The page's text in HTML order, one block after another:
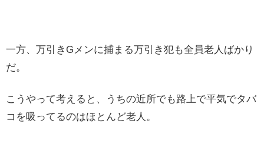
一方、万引きGメンに捕まる万引き犯も全員老人ばかり
だ。
こうやって考えると、うちの近所でも路上で平気でタバ
コを吸ってるのはほとんど老人。